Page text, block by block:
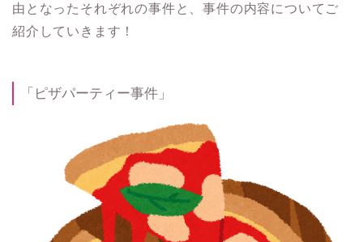
由となったそれぞれの事件と、事件の内容についてご
紹介していきます！
「ピザパーティー事件」